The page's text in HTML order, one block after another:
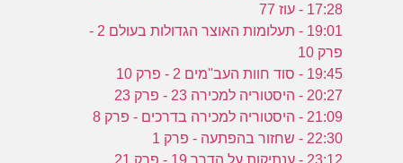
17:28 - עוז 77
19:01 - תעלומות האוצר הגדולות בעולם 2 -
פרק 10
19:45 - סוד חוות העב''מים 2 - פרק 10
20:27 - היסטוריה למכירה 23 - פרק 23
21:09 - היסטוריה למכירה בדרכים - פרק 8
22:30 - שחזור בהפתעה - פרק 1
23:12 - ענתיקות על הדרך 19 - פרק 21